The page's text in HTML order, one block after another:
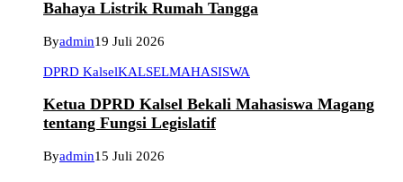
Bahaya Listrik Rumah Tangga
Byadmin19 Juli 2026
DPRD KalselKALSELMAHASISWA
Ketua DPRD Kalsel Bekali Mahasiswa Magang
tentang Fungsi Legislatif
Byadmin15 Juli 2026